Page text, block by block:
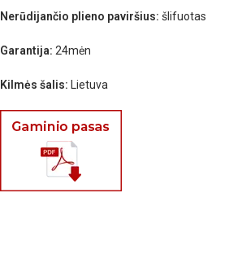
Nerūdijančio plieno paviršius: šlifuotas
Garantija: 24mėn
Kilmės šalis: Lietuva